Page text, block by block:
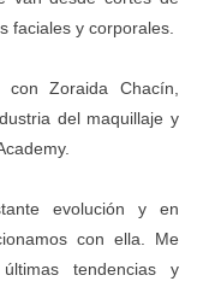
faciales y corporales.
Zoraida Chacín,
del maquillaje y
evolución y en
con ella. Me
tendencias y